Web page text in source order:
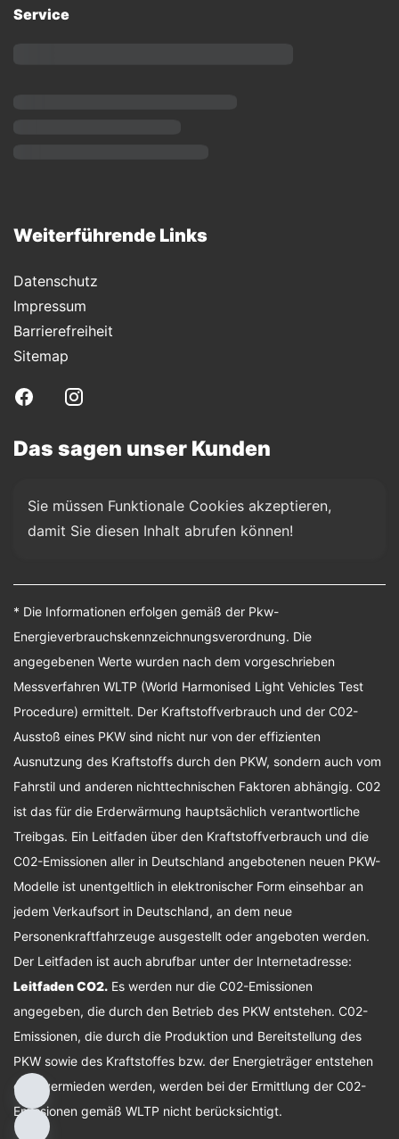
Service
Weiterführende Links
Datenschutz
Impressum
Barrierefreiheit
Sitemap
Das sagen unser Kunden
Sie müssen Funktionale Cookies akzeptieren,
damit Sie diesen Inhalt abrufen können!
* Die Informationen erfolgen gemäß der Pkw-
Energieverbrauchskennzeichnungsverordnung. Die
angegebenen Werte wurden nach dem vorgeschrieben
Messverfahren WLTP (World Harmonised Light Vehicles Test
Procedure) ermittelt. Der Kraftstoffverbrauch und der C02-
Ausstoß eines PKW sind nicht nur von der effizienten
Ausnutzung des Kraftstoffs durch den PKW, sondern auch vom
Fahrstil und anderen nichttechnischen Faktoren abhängig. C02
ist das für die Erderwärmung hauptsächlich verantwortliche
Treibgas. Ein Leitfaden über den Kraftstoffverbrauch und die
C02-Emissionen aller in Deutschland angebotenen neuen PKW-
Modelle ist unentgeltlich in elektronischer Form einsehbar an
jedem Verkaufsort in Deutschland, an dem neue
Personenkraftfahrzeuge ausgestellt oder angeboten werden.
Der Leitfaden ist auch abrufbar unter der Internetadresse:
Leitfaden CO2. Es werden nur die C02-Emissionen
angegeben, die durch den Betrieb des PKW entstehen. C02-
Emissionen, die durch die Produktion und Bereitstellung des
PKW sowie des Kraftstoffes bzw. der Energieträger entstehen
oder vermieden werden, werden bei der Ermittlung der C02-
Emissionen gemäß WLTP nicht berücksichtigt.